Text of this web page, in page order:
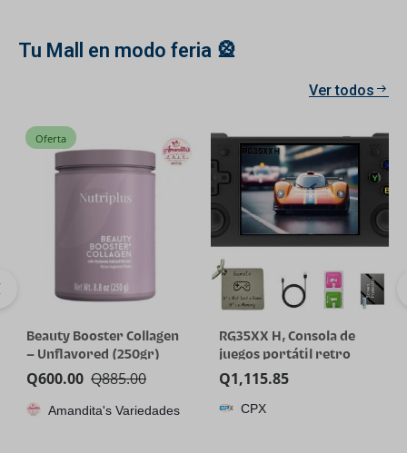
Tu Mall en modo feria 🎡
Ver todos
Oferta
Beauty Booster Collagen
– Unflavored (250gr)
Q885.00
Q600.00
Amandita's Variedades
RG35XX H, Consola de
juegos portátil retro
Anbernic con tarjeta de
64GTF, diseño de joystick
dual, pantalla HD de 3.5
Q1,115.85
CPX